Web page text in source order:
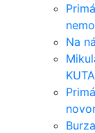
Na